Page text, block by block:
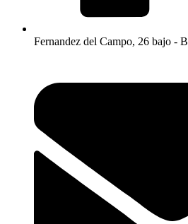
Fernandez del Campo, 26 bajo -